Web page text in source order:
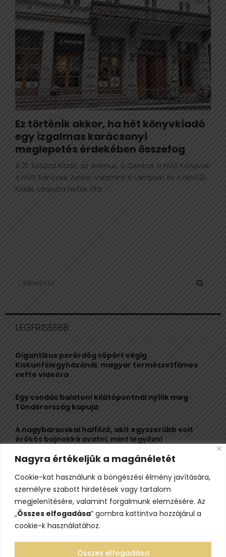
Nagyra értékeljük a magánéletét
Cookie-kat használunk a böngészési élmény javítására,
személyre szabott hirdetések vagy tartalom
megjelenítésére, valamint forgalmunk elemzésére. Az
„Összes elfogadása” gombra kattintva hozzájárul a
cookie-k használatához.
Összes elfogadása
Ez történik akkor, ha hét könyvkiadó
egy izgalmas karácsonyi
meglepetés érdekében összefog
A 21. Század Kiadó, az Animus, a Central, a HVG Könyvek,
a HVG Könyvek Junior, valamint a Lampion és a Next21
Kiadó csapata hetek óta...
h
o
r
:
R
LEGFRISSEBB
Gigantikus porördög söpört végig
Kiskunfélegyházánál, magyar természetfilmes
vette videóra
Egy csodás balatoni kilátópontnál nyílik meg
Tündérország kapuja
A nagybaracskai halfőző, akit egyszerűbb volt
örökös bajnokká avatni, mint legyőzni
10 érdekesség a hosszú útra készülő gólyákról
Kisvasútról nézheted a Perseidák hullócsillagait
ezen a különleges éjszakai programon